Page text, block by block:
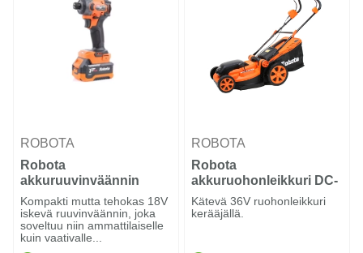
ROBOTA
Robota
akkuruuvinväännin
iskevä DC-QT18V runko
Kompakti mutta tehokas 18V
iskevä ruuvinväännin, joka
soveltuu niin ammattilaiselle
kuin vaativalle...
ROBOTA
Robota
akkuruohonleikkuri DC-
LM36V runko
Kätevä 36V ruohonleikkuri
kerääjällä.